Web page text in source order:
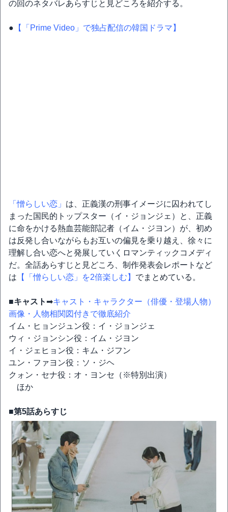
の回のネタバレあらすじと見どころを紹介する。
● 【「Prime Video」で独占配信の韓国ドラマ】
「憎らしい恋」 は、正義漢の刑事イメージに囚われてし
まった国民的トップスター（イ・ジョンジェ）と、正義
に命をかける熱血芸能部記者（イム・ジヨン）が、初め
は反発し合いながらもお互いの偏見を乗り越え、徐々に
理解し合い恋へと発展していくロマンティックコメディ
だ。全話あらすじと見どころ、制作発表会レポートなど
は 【「憎らしい恋」を2倍楽しむ】 でまとめている。
■キャスト ➡キャスト・キャラクター（俳優・登場人物）
画像・人物相関図付きで徹底紹介
イム・ヒョンジュン役：イ・ジョンジェ
ウィ・ジョンシン役：イム・ジヨン
イ・ジェヒョン役：キム・ジフン
ユン・ファヨン役：ソ・ジヘ
クォン・セナ役：オ・ヨンセ（※特別出演）
ほか
■第5話あらすじ